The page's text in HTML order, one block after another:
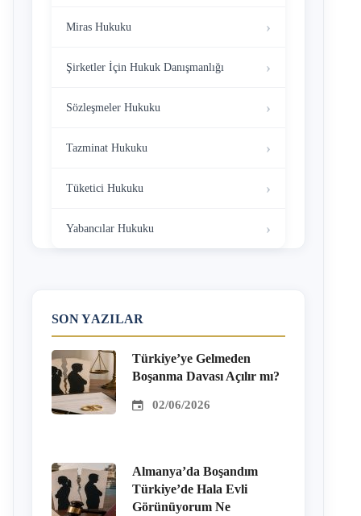
Miras Hukuku
Şirketler İçin Hukuk Danışmanlığı
Sözleşmeler Hukuku
Tazminat Hukuku
Tüketici Hukuku
Yabancılar Hukuku
SON YAZILAR
Türkiye’ye Gelmeden
Boşanma Davası Açılır mı?
02/06/2026
Almanya’da Boşandım
Türkiye’de Hala Evli
Görünüyorum Ne